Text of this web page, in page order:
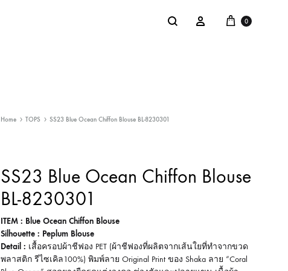
Search Sign in Cart
0
RAKU
Lazada : Shaka Flagship Store
Home TOPS SS23 Blue Ocean Chiffon Blouse BL-8230301
SS23 Blue Ocean Chiffon Blouse
BL-8230301
ITEM : Blue Ocean Chiffon Blouse
Silhouette : Peplum Blouse
Detail : เสื้อครอปผ้าชีฟอง PET (ผ้าชีฟองที่ผลิตจากเส้นใยที่ทำจากขวด
พลาสติก รีไซเคิล100%) พิมพ์ลาย Original Print ของ Shaka ลาย “Coral